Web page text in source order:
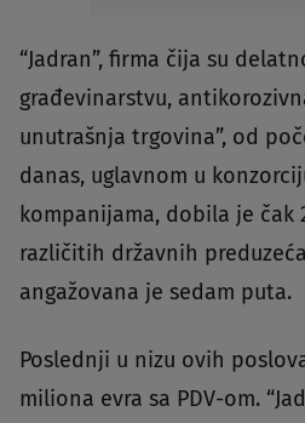
“Jadran”, firma čija su
građevinarstvu,
unutrašnja trgovina”, od
danas, uglavnom u
kompanijama, dobila je čak
različitih državnih
angažovana je sedam puta.
Poslednji u nizu ovih
miliona evra sa PDV-om.